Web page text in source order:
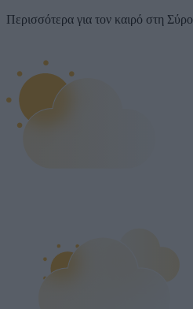
Περισσότερα για τον καιρό στη Σύρο